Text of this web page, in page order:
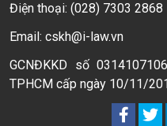
Điện thoại: (028) 7303 2868
Email: cskh@i-law.vn
GCNĐKKD số
TPHCM cấp ngày 10/11/